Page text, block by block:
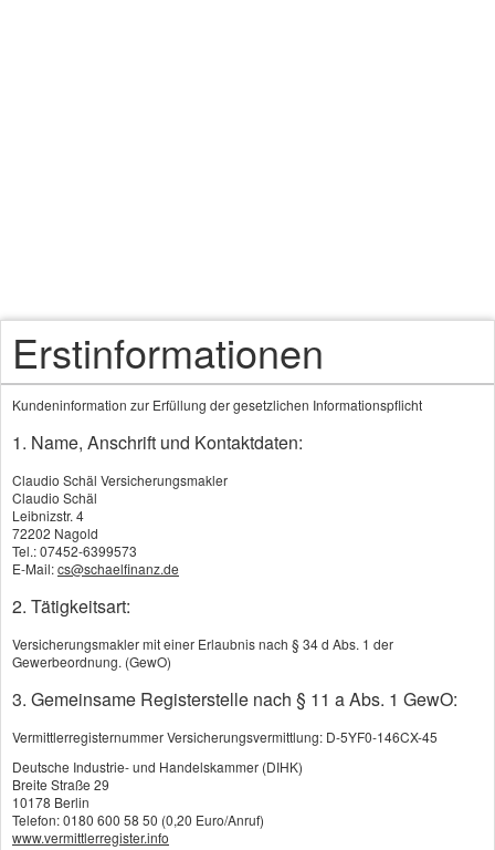
Oft wird in der Sterbegeldversicherung (Bestattungsversicherung) die
Laufzeit mit der Beitragszahlungsdauer verwechselt. Bei alten Verträgen
Erstinformationen
Kundeninformation zur Erfüllung der gesetzlichen Informationspflicht
1. Name, Anschrift und Kontaktdaten:
Claudio Schäl Versicherungsmakler
Claudio Schäl
Leibnizstr. 4
72202 Nagold
Tel.: 07452-6399573
E-Mail:cs@schaelfinanz.de
2. Tätigkeitsart:
Versicherungsmakler mit einer Erlaubnis nach § 34 d Abs. 1 der
Gewerbeordnung. (GewO)
3. Gemeinsame Registerstelle nach § 11 a Abs. 1 GewO:
Vermittlerregisternummer Versicherungsvermittlung: D-5YF0-146CX-45
Deutsche Industrie- und Handelskammer (DIHK)
Breite Straße 29
10178 Berlin
Telefon: 0180 600 58 50 (0,20 Euro/Anruf)
www.vermittlerregister.info